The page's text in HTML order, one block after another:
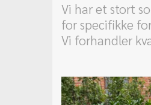
Vi har et stort
for specifikke
Vi forhandler